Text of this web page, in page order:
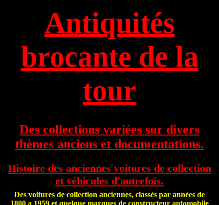
Antiquités
brocante de la
tour
Des collections variées sur divers
thèmes anciens et documentations.
Histoire des anciennes voitures de collection
et véhicules d'autrefois.
Des voitures de collection anciennes, classés par années de
1800 a 1959 et quelque marques de constructeur automobile